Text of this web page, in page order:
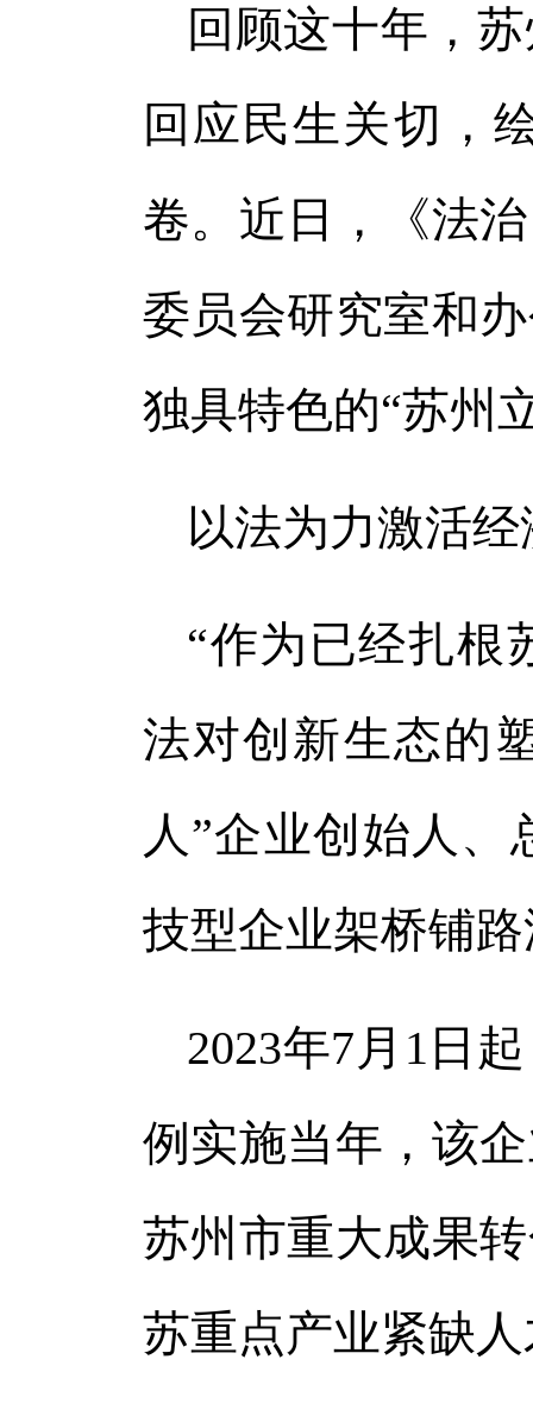
回顾这十年，
回应民生关切，
卷。近日，《法
委员会研究室和
独具特色的“苏州
以法为力激活
“作为已经扎根
法对创新生态的
人”企业创始人
技型企业架桥铺
2023年7月1日
例实施当年，该
苏州市重大成果
苏重点产业紧缺